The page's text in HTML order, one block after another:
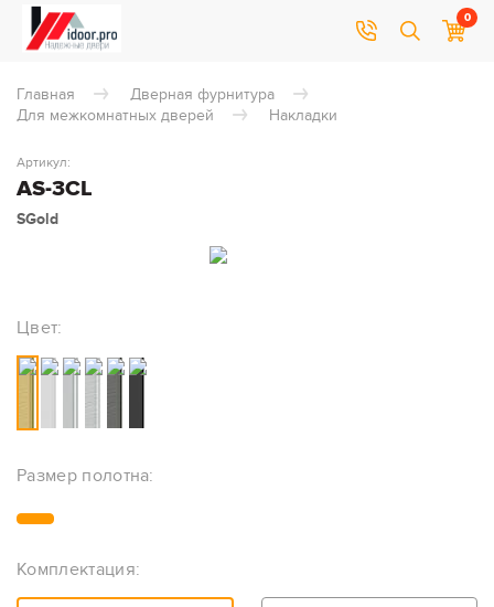
0
Главная
Дверная фурнитура
Для межкомнатных дверей
Накладки
AS-3CL
Артикул:
SGold
Цвет:
Размер полотна:
Комплектация: